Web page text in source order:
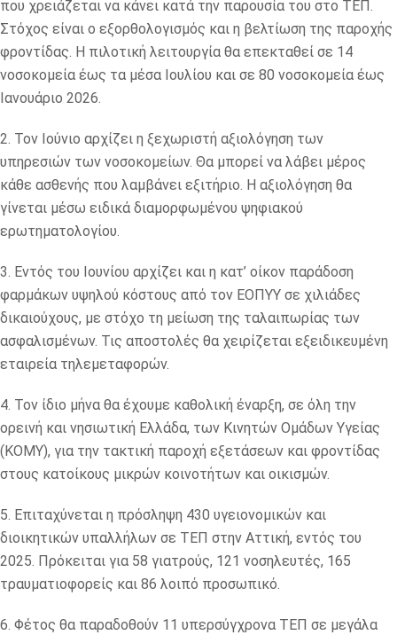
που χρειάζεται να κάνει κατά την παρουσία του στο ΤΕΠ.
Στόχος είναι ο εξορθολογισμός και η βελτίωση της παροχής
φροντίδας. Η πιλοτική λειτουργία θα επεκταθεί σε 14
νοσοκομεία έως τα μέσα Ιουλίου και σε 80 νοσοκομεία έως
Ιανουάριο 2026.
2. Τον Ιούνιο αρχίζει η ξεχωριστή αξιολόγηση των
υπηρεσιών των νοσοκομείων. Θα μπορεί να λάβει μέρος
κάθε ασθενής που λαμβάνει εξιτήριο. Η αξιολόγηση θα
γίνεται μέσω ειδικά διαμορφωμένου ψηφιακού
ερωτηματολογίου.
3. Εντός του Ιουνίου αρχίζει και η κατ’ οίκον παράδοση
φαρμάκων υψηλού κόστους από τον ΕΟΠΥΥ σε χιλιάδες
δικαιούχους, με στόχο τη μείωση της ταλαιπωρίας των
ασφαλισμένων. Τις αποστολές θα χειρίζεται εξειδικευμένη
εταιρεία τηλεμεταφορών.
4. Τον ίδιο μήνα θα έχουμε καθολική έναρξη, σε όλη την
ορεινή και νησιωτική Ελλάδα, των Κινητών Ομάδων Υγείας
(ΚΟΜΥ), για την τακτική παροχή εξετάσεων και φροντίδας
στους κατοίκους μικρών κοινοτήτων και οικισμών.
5. Επιταχύνεται η πρόσληψη 430 υγειονομικών και
διοικητικών υπαλλήλων σε ΤΕΠ στην Αττική, εντός του
2025. Πρόκειται για 58 γιατρούς, 121 νοσηλευτές, 165
τραυματιοφορείς και 86 λοιπό προσωπικό.
6. Φέτος θα παραδοθούν 11 υπερσύγχρονα ΤΕΠ σε μεγάλα